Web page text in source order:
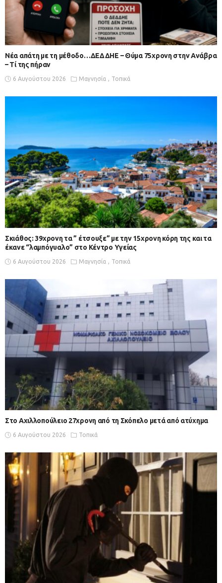
Νέα απάτη με τη μέθοδο…ΔΕΔΔΗΕ – Θύμα 75χρονη στην Ανάβρα
– Τί της πήραν
6 Αυγούστου 2026 Μαγνησία Τοπικά
Σκιάθος: 39χρονη τα ” έτσουξε” με την 15χρονη κόρη της και τα
έκανε “λαμπόγυαλο” στο Κέντρο Υγείας
6 Αυγούστου 2026 Μαγνησία Τοπικά
Στο Αχιλλοπούλειο 27χρονη από τη Σκόπελο μετά από ατύχημα
6 Αυγούστου 2026 Τοπικά